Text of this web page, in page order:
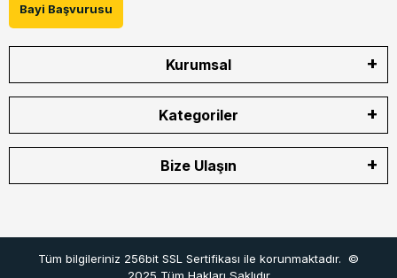
Bayi Başvurusu
Kurumsal
Kategoriler
Bize Ulaşın
Tüm bilgileriniz 256bit SSL Sertifikası ile korunmaktadır. ©
2025 Tüm Hakları Saklıdır